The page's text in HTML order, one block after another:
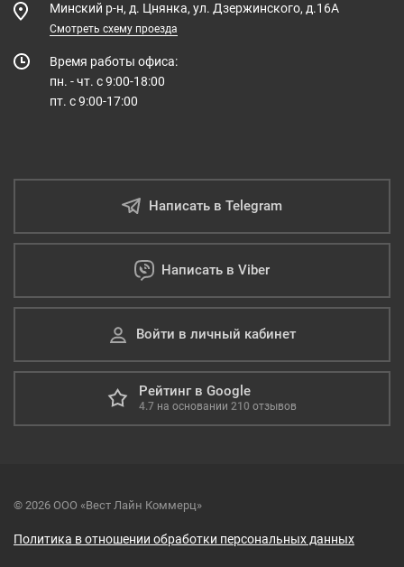
Минский р-н, д. Цнянка, ул. Дзержинского, д.16А
Смотреть схему проезда
Время работы офиса:
пн. - чт. с 9:00-18:00
пт. с 9:00-17:00
Написать в Telegram
Написать в Viber
Войти в личный кабинет
Рейтинг в Google
4.7 на основании 210 отзывов
© 2026 ООО «Вест Лайн Коммерц»
Политика в отношении обработки персональных данных